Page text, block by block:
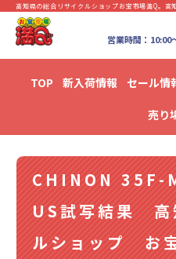
高知県の総合リサイクルショップお宝市場満Q。⾼
営業時間：
TOP 新入荷情報 セール情
売り
新入荷・セール情報・リ
CHINON 35F-
US試写結果
ルショップ お